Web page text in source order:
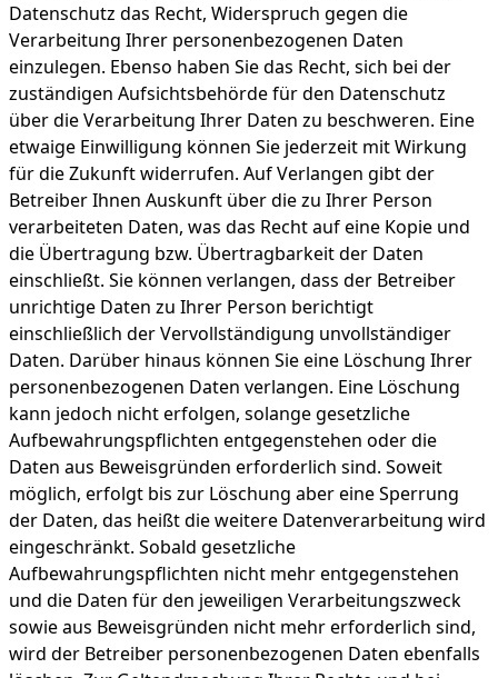
Datenschutz das Recht, Widerspruch gegen die
Verarbeitung Ihrer personenbezogenen Daten
einzulegen. Ebenso haben Sie das Recht, sich bei der
zuständigen Aufsichtsbehörde für den Datenschutz
über die Verarbeitung Ihrer Daten zu beschweren. Eine
etwaige Einwilligung können Sie jederzeit mit Wirkung
für die Zukunft widerrufen. Auf Verlangen gibt der
Betreiber Ihnen Auskunft über die zu Ihrer Person
verarbeiteten Daten, was das Recht auf eine Kopie und
die Übertragung bzw. Übertragbarkeit der Daten
einschließt. Sie können verlangen, dass der Betreiber
unrichtige Daten zu Ihrer Person berichtigt
einschließlich der Vervollständigung unvollständiger
Daten. Darüber hinaus können Sie eine Löschung Ihrer
personenbezogenen Daten verlangen. Eine Löschung
kann jedoch nicht erfolgen, solange gesetzliche
Aufbewahrungspflichten entgegenstehen oder die
Daten aus Beweisgründen erforderlich sind. Soweit
möglich, erfolgt bis zur Löschung aber eine Sperrung
der Daten, das heißt die weitere Datenverarbeitung wird
eingeschränkt. Sobald gesetzliche
Aufbewahrungspflichten nicht mehr entgegenstehen
und die Daten für den jeweiligen Verarbeitungszweck
sowie aus Beweisgründen nicht mehr erforderlich sind,
wird der Betreiber personenbezogenen Daten ebenfalls